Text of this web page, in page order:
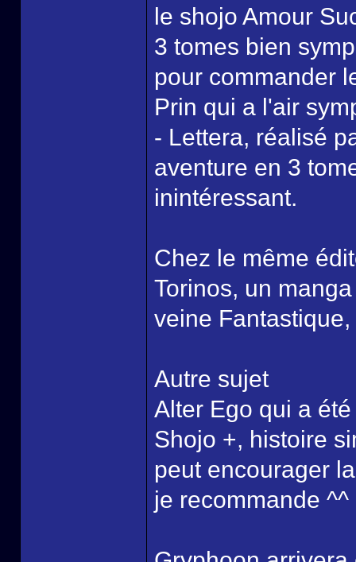
le shojo Amour
3 tomes bien
pour commander
Prin qui a l'air
- Lettera, réalisé
aventure en 3
inintéressant.
Chez le même
Torinos, un
veine
Autre sujet
Alter Ego qui a
Shojo +, histoire
peut encourager
je recommande ^^